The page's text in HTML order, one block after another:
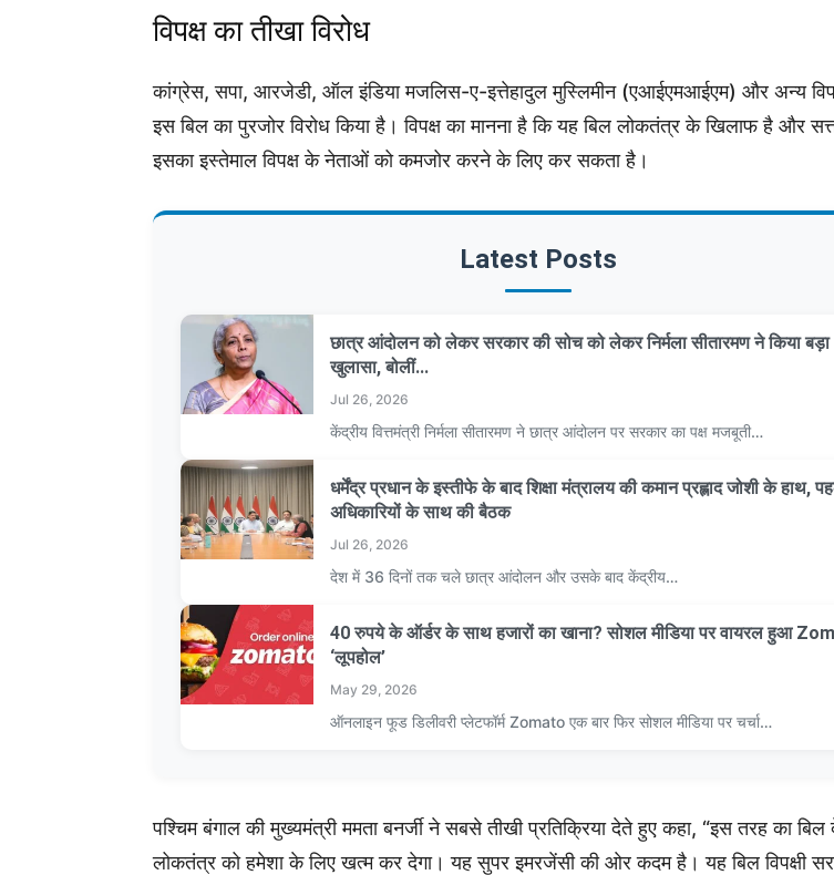
विपक्ष का तीखा विरोध
कांग्रेस, सपा, आरजेडी, ऑल इंडिया मजलिस-ए-इत्तेहादुल मुस्लिमीन (एआईएमआईएम) और अन्य
इस बिल का पुरजोर विरोध किया है। विपक्ष का मानना है कि यह बिल लोकतंत्र के खिलाफ है और
इसका इस्तेमाल विपक्ष के नेताओं को कमजोर करने के लिए कर सकता है।
Latest Posts
छात्र आंदोलन को लेकर सरकार की सोच को लेकर निर्मला सीतारमण ने किया बड़ा
खुलासा, बोलीं...
Jul 26, 2026
केंद्रीय वित्तमंत्री निर्मला सीतारमण ने छात्र आंदोलन पर सरकार का पक्ष मजबूती…
धर्मेंद्र प्रधान के इस्तीफे के बाद शिक्षा मंत्रालय की कमान प्रह्लाद जोशी के हाथ,
अधिकारियों के साथ की बैठक
Jul 26, 2026
देश में 36 दिनों तक चले छात्र आंदोलन और उसके बाद केंद्रीय…
40 रुपये के ऑर्डर के साथ हजारों का खाना? सोशल मीडिया पर वायरल हुआ
‘लूपहोल’
May 29, 2026
ऑनलाइन फूड डिलीवरी प्लेटफॉर्म Zomato एक बार फिर सोशल मीडिया पर चर्चा…
पश्चिम बंगाल की मुख्यमंत्री ममता बनर्जी ने सबसे तीखी प्रतिक्रिया देते हुए कहा, “इस तरह का
लोकतंत्र को हमेशा के लिए खत्म कर देगा। यह सुपर इमरजेंसी की ओर कदम है। यह बिल विपक्षी